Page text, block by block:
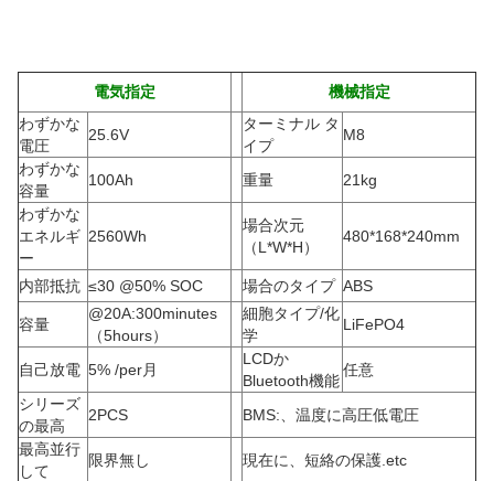
電気指定
機械指定
わずかな
電圧
25.6V
ターミナル タ
イプ
M8
わずかな
容量
100Ah 重量
21kg
わずかな
エネルギ
ー
2560Wh
場合次元
（L*W*H）
480*168*240mm
内部抵抗 ≤30 @50% SOC 場合のタイプ ABS
容量
@20A:300minutes
（5hours）
細胞タイプ/化
学
LiFePO4
自己放電 5% /per月
LCDか
Bluetooth機能
任意
シリーズ
の最高
2PCS
BMS:、温度に高圧低電圧
最高並行
して
限界無し 現在に、短絡の保護.etc